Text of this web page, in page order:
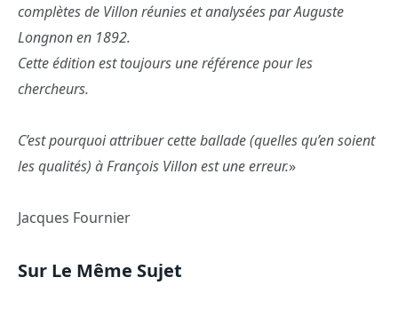
complètes de Villon réunies et analysées par Auguste
Longnon en 1892.
Cette édition est toujours une référence pour les
chercheurs.
C’est pourquoi attribuer cette ballade (quelles qu’en soient
les qualités) à François Villon est une erreur.»
Jacques Fournier
Sur Le Même Sujet